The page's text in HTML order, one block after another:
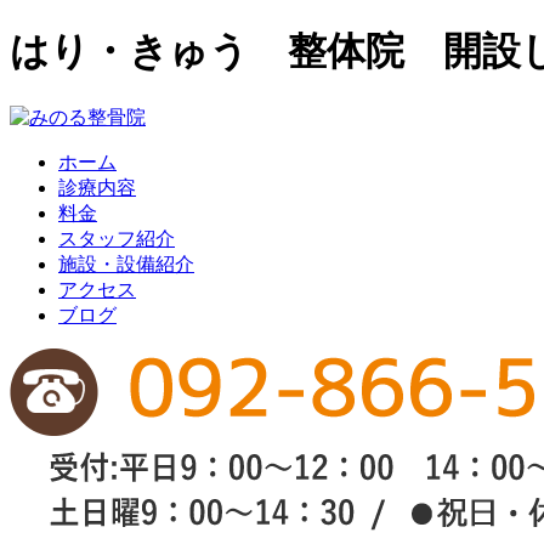
はり・きゅう 整体院 開設
ホーム
診療内容
料金
スタッフ紹介
施設・設備紹介
アクセス
ブログ